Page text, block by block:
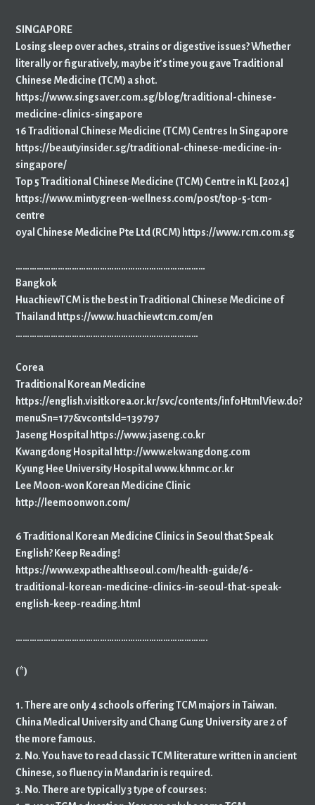
SINGAPORE
Losing sleep over aches, strains or digestive issues? Whether
literally or figuratively, maybe it’s time you gave Traditional
Chinese Medicine (TCM) a shot.
https://www.singsaver.com.sg/blog/traditional-chinese-
medicine-clinics-singapore
16 Traditional Chinese Medicine (TCM) Centres In Singapore
https://beautyinsider.sg/traditional-chinese-medicine-in-
singapore/
Top 5 Traditional Chinese Medicine (TCM) Centre in KL [2024]
https://www.mintygreen-wellness.com/post/top-5-tcm-
centre
oyal Chinese Medicine Pte Ltd (RCM) https://www.rcm.com.sg
………………………………………………………………………
Bangkok
HuachiewTCM is the best in Traditional Chinese Medicine of
Thailand https://www.huachiewtcm.com/en
……………………………………………………………………
Corea
Traditional Korean Medicine
https://english.visitkorea.or.kr/svc/contents/infoHtmlView.do?
menuSn=177&vcontsId=139797
Jaseng Hospital https://www.jaseng.co.kr
Kwangdong Hospital http://www.ekwangdong.com
Kyung Hee University Hospital www.khnmc.or.kr
Lee Moon-won Korean Medicine Clinic
http://leemoonwon.com/
6 Traditional Korean Medicine Clinics in Seoul that Speak
English? Keep Reading!
https://www.expathealthseoul.com/health-guide/6-
traditional-korean-medicine-clinics-in-seoul-that-speak-
english-keep-reading.html
……………………………………………………………………….
(*)
1. There are only 4 schools offering TCM majors in Taiwan.
China Medical University and Chang Gung University are 2 of
the more famous.
2. No. You have to read classic TCM literature written in ancient
Chinese, so fluency in Mandarin is required.
3. No. There are typically 3 type of courses: